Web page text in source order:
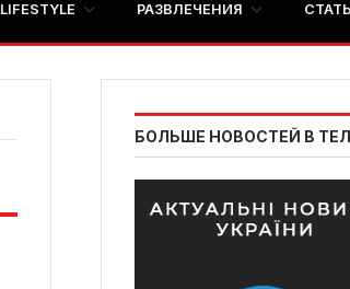
LIFESTYLE РАЗВЛЕЧЕНИЯ
БОЛЬШЕ НОВОСТЕЙ В